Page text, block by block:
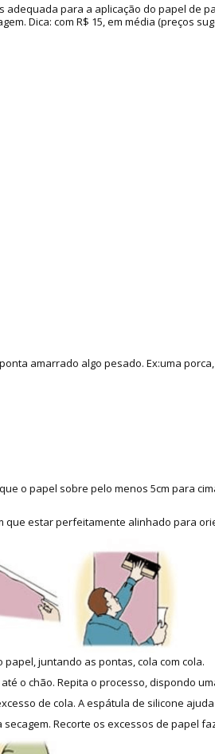
adequada para a aplicação do papel
Dica: com R$ 15, em média (preços
amarrado algo pesado. Ex:uma porca,
o papel sobre pelo menos 5cm para
estar perfeitamente alinhado para
juntando as pontas, cola com cola.
o chão. Repita o processo, dispondo
de cola. A espátula de silicone
Recorte os excessos de papel